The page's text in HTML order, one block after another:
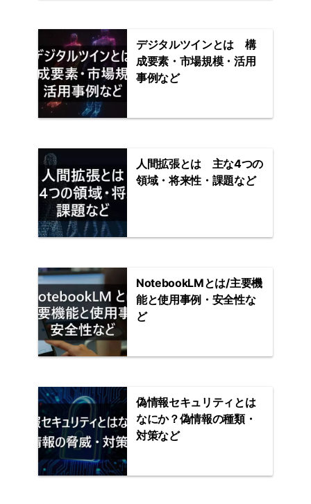
デジタルツインとは 構
成要素・市場規模・活用
事例など
人間拡張とは 主な4つの
領域・将来性・課題など
NotebookLMとは/主要機
能と使用事例・安全性な
ど
偽情報セキュリティとは
なにか？偽情報の種類・
対策など